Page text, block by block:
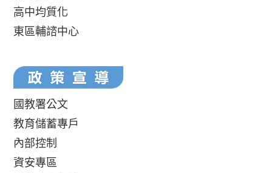
高中均質化
東區輔諮中心
國教署公文
教育儲蓄專戶
內部控制
資安專區